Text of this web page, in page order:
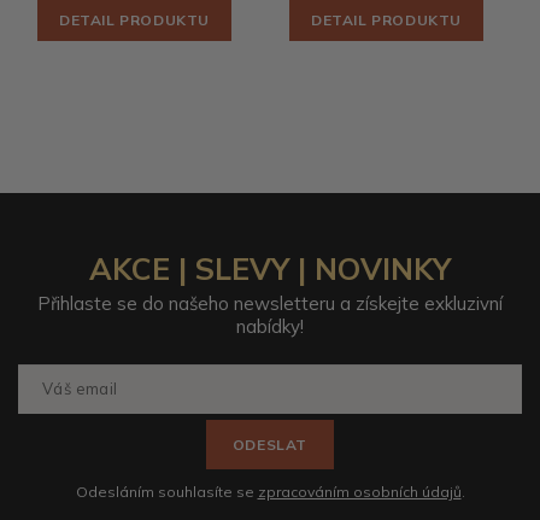
DETAIL PRODUKTU
DETAIL PRODUKTU
AKCE | SLEVY | NOVINKY
Přihlaste se do našeho newsletteru a získejte exkluzivní
nabídky!
ODESLAT
Odesláním souhlasíte se zpracováním osobních údajů